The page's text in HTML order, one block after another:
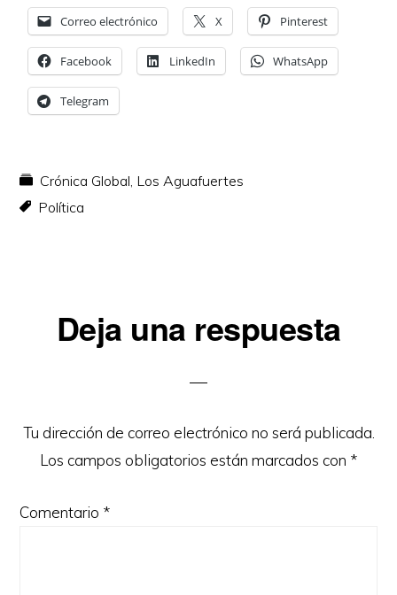
Correo electrónico X Pinterest
Facebook LinkedIn WhatsApp
Telegram
Crónica Global, Los Aguafuertes
Política
Interacciones
lectores
Deja una respuesta
Tu dirección de correo electrónico no será publicada.
Los campos obligatorios están marcados con *
Comentario *